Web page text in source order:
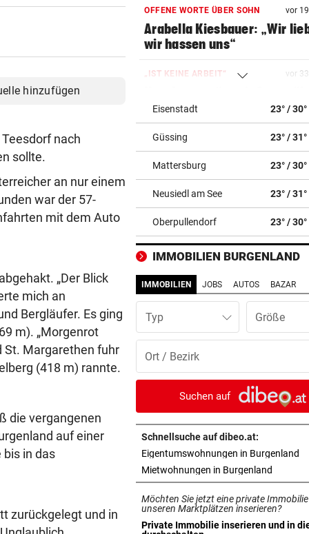
hinzufügen
nach
sollte.
an nur einem
war der 57-
mit dem Auto
„Der Blick
mich an
Bergläufer. Es ging
m). „Morgenrot
St. Margarethen fuhr
(418 m) rannte.
die vergangenen
auf einer
bis in das
zurückgelegt und in
OFFENE WORTE ÜBER SOHN vor
Arabella Kiesbauer: „Wir
wir hassen uns“
„IST KEINE ARBEIT“ vor
Kinderbetreuung
ANGRIFF VOR UNTERRICHT vor
Schüsse an Schule in
Mehrere Todesopfer
vor
Hantavirus bei Frankreich-
entdeckt
DER SCHNEE GEHT AUS
Hitzewelle: Nächstes
Sommerskigebiet schließt
wieder vereint
KLIMA UND KRAFTWERK vor
Zu wenig Wasser: Kanu-
erhebt Vorwürfe
STRAFTÄTER RASTETE AUS vor
Bei Abschiebeversuch mit
Ansteckung gedroht
Eisenstadt 23° / 30°
Güssing 23° / 31°
Mattersburg 23° / 30°
Neusiedl am See 23° / 31°
Oberpullendorf 23° / 30°
IMMOBILIEN BURGENLAND
IMMOBILIEN JOBS AUTOS BAZAR
Typ
Suchen auf
Schnellsuche auf dibeo.at:
Eigentumswohnungen in Burgenland
Mietwohnungen in Burgenland
Möchten Sie jetzt eine private
unseren Marktplätzen inserieren?
Private Immobilie inserieren und in